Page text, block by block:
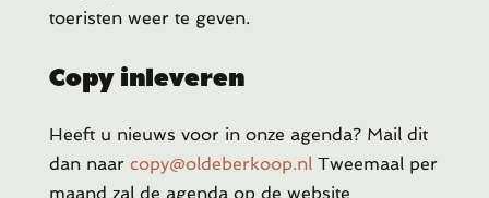
toeristen weer te geven.
Copy inleveren
Heeft u nieuws voor in onze agenda? Mail dit
dan naar copy@oldeberkoop.nl Tweemaal per
maand zal de agenda op de website